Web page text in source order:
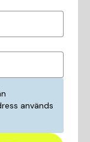
används